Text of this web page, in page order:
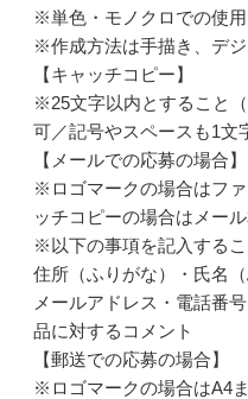
※単色・モノクロでの使
※作成方法は手描き、デ
【キャッチコピー】
※25文字以内とすること
可／記号やスペースも1文
【メールでの応募の場合】
※ロゴマークの場合はフ
ッチコピーの場合はメー
※以下の事項を記入するこ
住所（ふりがな）・氏名
メールアドレス・電話番
品に対するコメント
【郵送での応募の場合】
※ロゴマークの場合はA4